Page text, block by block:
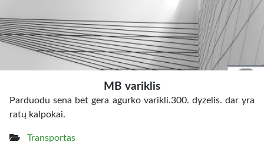
MB variklis
Parduodu sena bet gera agurko varikli.300. dyzelis. dar yra
ratų kalpokai.
Transportas